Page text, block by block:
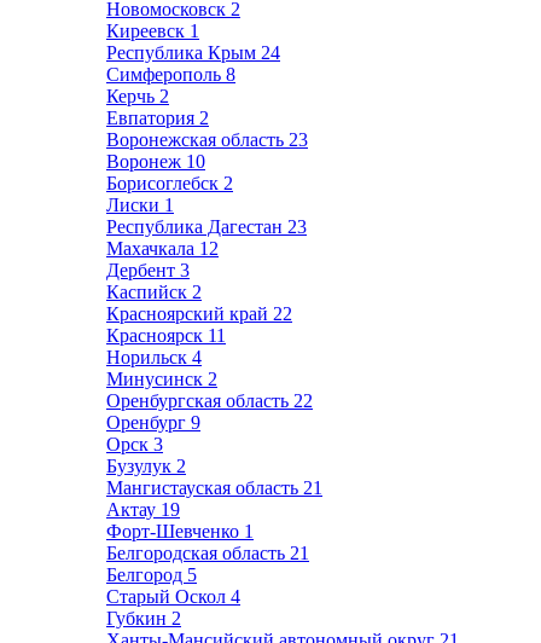
Новомосковск 2
Киреевск 1
Республика Крым 24
Симферополь 8
Керчь 2
Евпатория 2
Воронежская область 23
Воронеж 10
Борисоглебск 2
Лиски 1
Республика Дагестан 23
Махачкала 12
Дербент 3
Каспийск 2
Красноярский край 22
Красноярск 11
Норильск 4
Минусинск 2
Оренбургская область 22
Оренбург 9
Орск 3
Бузулук 2
Мангистауская область 21
Актау 19
Форт-Шевченко 1
Белгородская область 21
Белгород 5
Старый Оскол 4
Губкин 2